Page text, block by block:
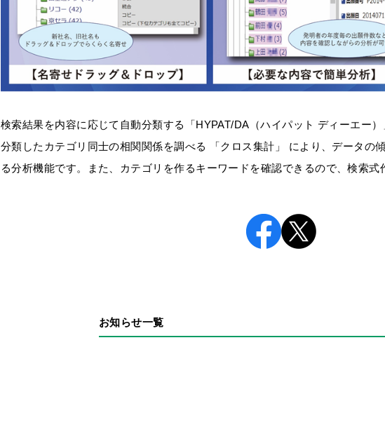
検索結果を内容に応じて自動分類する「HYPAT/DA（ハイパット ディーエー）
分類したカテゴリ同士の相関関係を調べる 「クロス集計」 により、データの
る分析機能です。また、カテゴリを作るキーワードを確認できるので、検索式
お知らせ一覧